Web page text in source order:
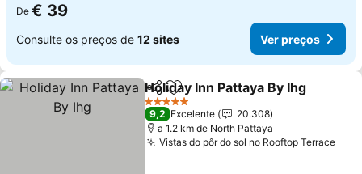
De € 39
Consulte os preços de 12 sites Ver preços
PartilharAdicionar aos favoritos
Holiday Inn Pattaya By Ihg
5 Estrelas
9,2 Excelente
20.308
a 1.2 km de North Pattaya
Vistas do pôr do sol no Rooftop TerraceVer